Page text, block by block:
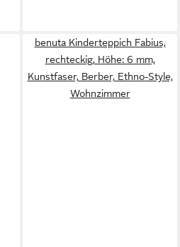
benuta Kinderteppich Fabius,
rechteckig, Höhe: 6 mm,
Kunstfaser, Berber, Ethno-Style,
Wohnzimmer